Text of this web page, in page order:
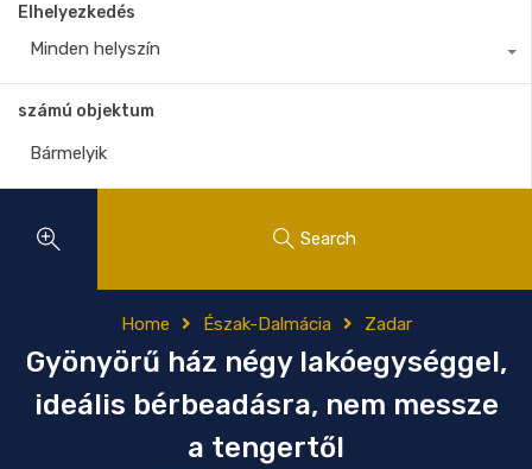
Elhelyezkedés
Minden helyszín
számú objektum
Search
Home Észak-Dalmácia Zadar
Gyönyörű ház négy lakóegységgel,
ideális bérbeadásra, nem messze
a tengertől